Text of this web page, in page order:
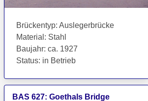
Brückentyp: Auslegerbrücke
Material : Stahl
Baujahr: ca. 1927
Status: in Betrieb
BAS 627: Goethals Bridge